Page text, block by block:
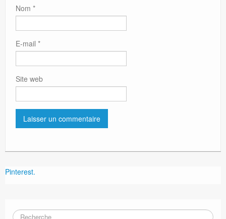
Nom *
E-mail *
Site web
Pinterest.